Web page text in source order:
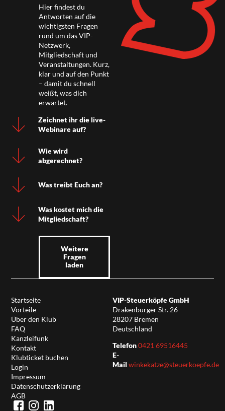
Hier findest du
Antworten auf die
wichtigsten Fragen
rund um das VIP-
Netzwerk,
Mitgliedschaft und
Veranstaltungen. Kurz,
klar und auf den Punkt
– damit du schnell
weißt, was dich
erwartet.
Zeichnet ihr die live-
Webinare auf?
Wie wird
abgerechnet?
Was treibt Euch an?
Was kostet mich die
Mitgliedschaft?
Weitere
Fragen
laden
Startseite
Vorteile
Über den Klub
FAQ
Kanzleifunk
Kontakt
Klubticket buchen
Login
Impressum
Datenschutzerklärung
AGB
VIP-Steuerköpfe GmbH
Drakenburger Str. 26
28207 Bremen
Deutschland
Telefon0421 69516445
E-
Mail winkekatze@steuerkoepfe.de